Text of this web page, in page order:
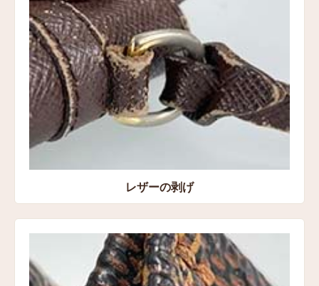
レザーの剥げ